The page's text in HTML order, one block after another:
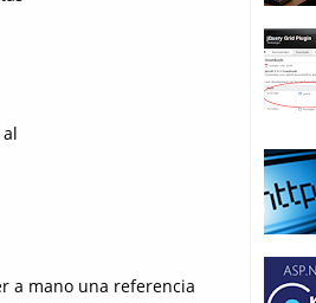
a mano una referencia